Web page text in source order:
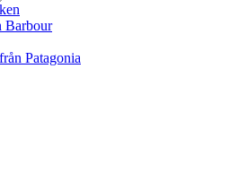
Barbour
Patagonia